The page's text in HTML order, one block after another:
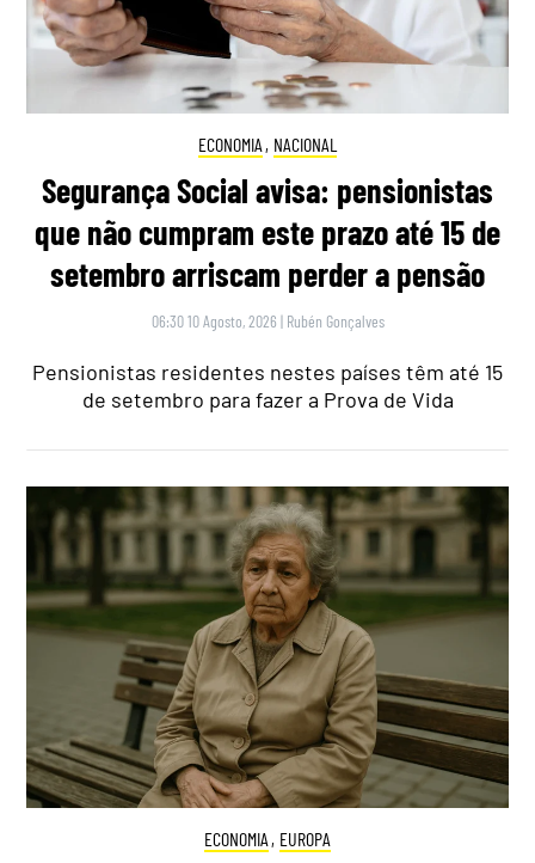
ECONOMIA , NACIONAL
Segurança Social avisa: pensionistas
que não cumpram este prazo até 15 de
setembro arriscam perder a pensão
06:30 10 Agosto, 2026 | Rubén Gonçalves
Pensionistas residentes nestes países têm até 15
de setembro para fazer a Prova de Vida
ECONOMIA , EUROPA